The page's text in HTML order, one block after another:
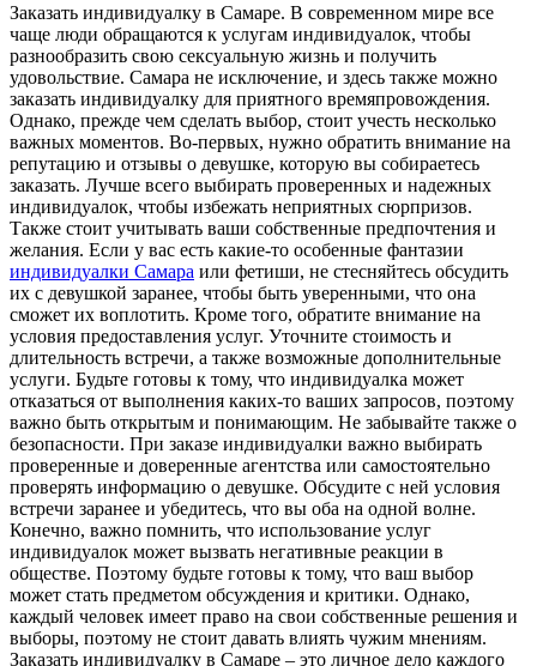
Зaкaзaть индивидуaлку в Сaмaрe. В современном мире все
чаще люди обращаются к услугам индивидуалок, чтобы
разнообразить свою сексуальную жизнь и получить
удовольствие. Самара не исключение, и здесь также можно
заказать индивидуалку для приятного времяпровождения.
Однако, прежде чем сделать выбор, стоит учесть несколько
важных моментов. Во-первых, нужно обратить внимание на
репутацию и отзывы о девушке, которую вы собираетесь
заказать. Лучше всего выбирать проверенных и надежных
индивидуалок, чтобы избежать неприятных сюрпризов.
Также стоит учитывать ваши собственные предпочтения и
желания. Если у вас есть какие-то особенные фантазии
индивидуалки Самара или фетиши, не стесняйтесь обсудить
их с девушкой заранее, чтобы быть уверенными, что она
сможет их воплотить. Кроме того, обратите внимание на
условия предоставления услуг. Уточните стоимость и
длительность встречи, а также возможные дополнительные
услуги. Будьте готовы к тому, что индивидуалка может
отказаться от выполнения каких-то ваших запросов, поэтому
важно быть открытым и понимающим. Не забывайте также о
безопасности. При заказе индивидуалки важно выбирать
проверенные и доверенные агентства или самостоятельно
проверять информацию о девушке. Обсудите с ней условия
встречи заранее и убедитесь, что вы оба на одной волне.
Конечно, важно помнить, что использование услуг
индивидуалок может вызвать негативные реакции в
обществе. Поэтому будьте готовы к тому, что ваш выбор
может стать предметом обсуждения и критики. Однако,
каждый человек имеет право на свои собственные решения и
выборы, поэтому не стоит давать влиять чужим мнениям.
Заказать индивидуалку в Самаре – это личное дело каждого